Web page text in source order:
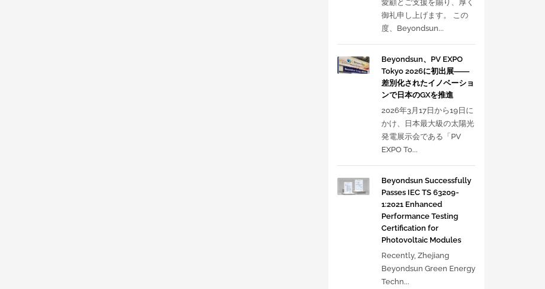
愛顧とご支援を賜り、厚く
御礼申し上げます。 この
度、Beyondsun...
Beyondsun、PV EXPO
Tokyo 2026に初出展――
差別化されたイノベーショ
ンで日本のGXを推進
2026年3月17日から19日に
かけ、日本最大級の太陽光
発電展示会である「PV
EXPO To...
Beyondsun Successfully
Passes IEC TS 63209-
1:2021 Enhanced
Performance Testing
Certification for
Photovoltaic Modules
Recently, Zhejiang
Beyondsun Green Energy
Techn...